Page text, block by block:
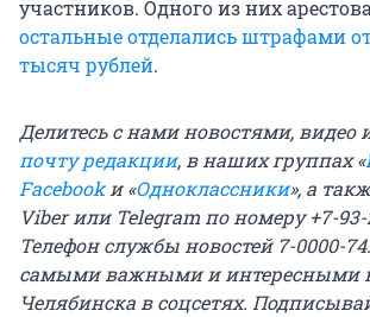
участников. Одного из них
остальные отделались штрафами
тысяч рублей.
Делитесь с нами новостями, видео
почту редакции, в наших группах «
Facebookи «Одноклассники», а
Viber или Telegram по номеру +7-93-
Телефон службы новостей 7-0000-
самыми важными и интересными
Челябинска в соцсетях.